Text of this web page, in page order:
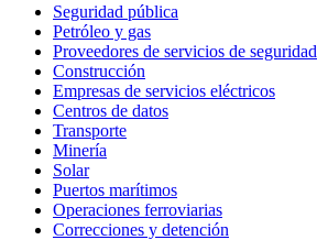
Seguridad pública
Petróleo y gas
Proveedores de servicios de seguridad
Construcción
Empresas de servicios eléctricos
Centros de datos
Transporte
Minería
Solar
Puertos marítimos
Operaciones ferroviarias
Correcciones y detención